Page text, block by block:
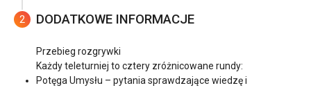
2 DODATKOWE INFORMACJE
Przebieg rozgrywki
Każdy teleturniej to cztery zróżnicowane rundy:
Potęga Umysłu – pytania sprawdzające wiedzę i